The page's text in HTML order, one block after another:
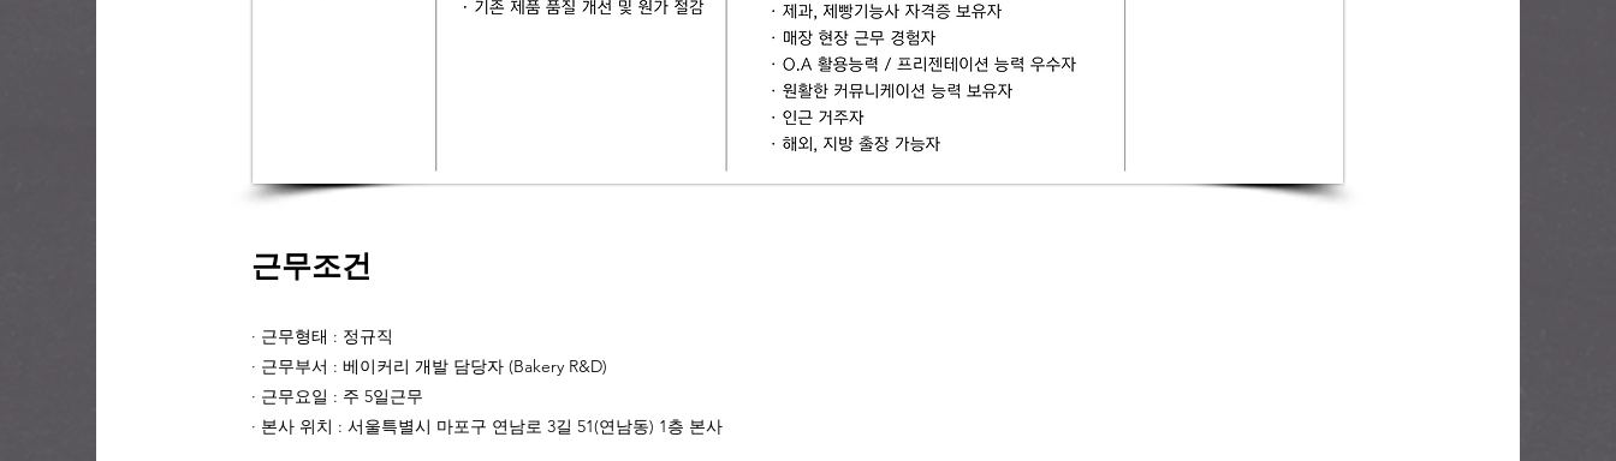
근무조건
· 근무형태 : 정규직
· 근무부서 : 베이커리 개발 담당자 (Bakery R&D)
· 근무요일 : 주 5일근무
· 본사 위치 : 서울특별시 마포구 연남로 3길 51(연남동) 1층 본사